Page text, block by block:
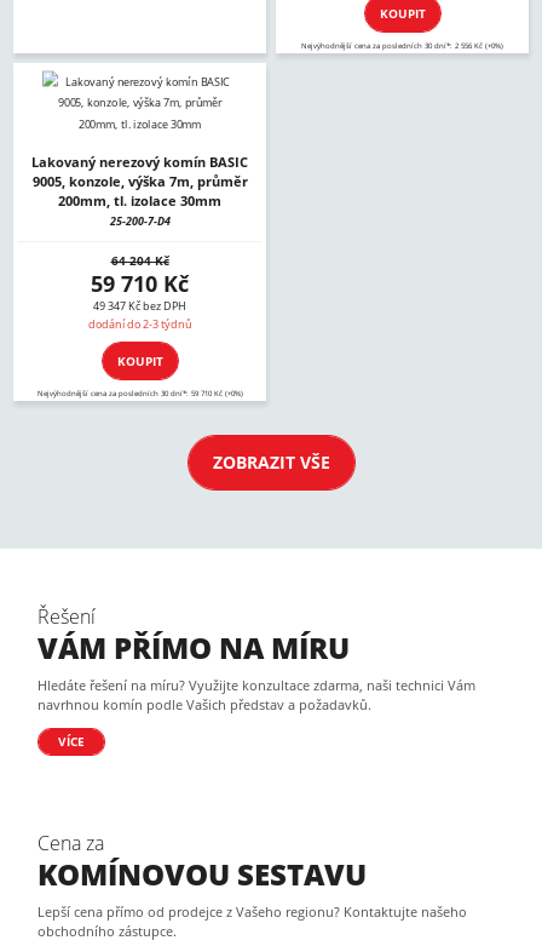
KOUPIT
Nejvýhodnější cena za posledních 30 dní*: 2 556 Kč (+0%)
Lakovaný nerezový komín BASIC
9005, konzole, výška 7m, průměr
200mm, tl. izolace 30mm
25-200-7-D4
64 204 Kč
59 710 Kč
49 347 Kč bez DPH
dodání do 2-3 týdnů
KOUPIT
Nejvýhodnější cena za posledních 30 dní*: 59 710 Kč (+0%)
ZOBRAZIT VŠE
Řešení
VÁM PŘÍMO NA MÍRU
Hledáte řešení na míru? Využijte konzultace zdarma, naši technici Vám
navrhnou komín podle Vašich představ a požadavků.
VÍCE
Cena za
KOMÍNOVOU SESTAVU
Lepší cena přímo od prodejce z Vašeho regionu? Kontaktujte našeho
obchodního zástupce.